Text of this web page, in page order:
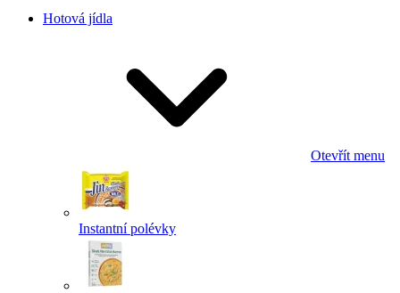
Hotová jídla
Otevřít menu
Instantní polévky